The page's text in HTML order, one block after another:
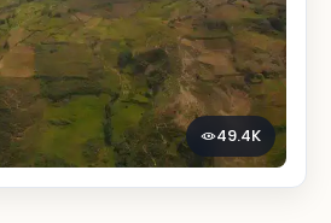
49.4K